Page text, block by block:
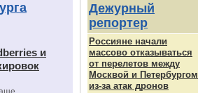
и
Дежурный
репортер
Россияне начали
массово отказываться
от перелетов между
Москвой и Петербургом
из-за атак дронов